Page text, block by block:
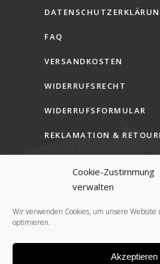
Cookie-Zustimmung
verwalten
Wir verwenden Cookies, um unsere Website
optimieren.
Akzeptieren
FAQ
VERSANDKOSTEN
WIDERRUFSRECHT
WIDERRUFSFORMULAR
REKLAMATION &
AGB (B2B)
COOKIE-RICHTLINIE (EU)